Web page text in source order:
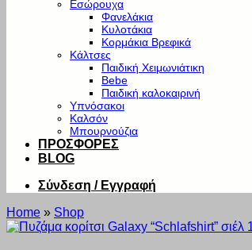
Εσώρουχα
Φανελάκια
Κυλοτάκια
Κορμάκια Βρεφικά
Κάλτσες
Παιδική Χειμωνιάτικη
Bebe
Παιδική καλοκαιρινή
Υπνόσακοι
Καλσόν
Μπουρνούζια
ΠΡΟΣΦΟΡΕΣ
BLOG
Σύνδεση / Εγγραφή
Home » Shop